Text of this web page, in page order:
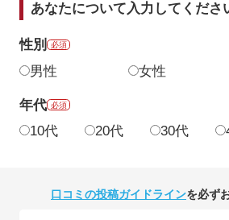
あなたについて入力してくださ
性別 必須
男性 女性
年代 必須
10代 20代 30代
口コミの投稿ガイドラインを必ず